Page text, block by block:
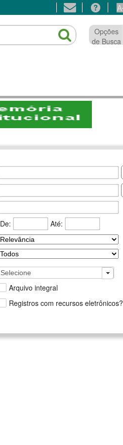
Opções
de Busca
De:
Até:
Selecione
Arquivo integral
Registros com recursos eletrônicos?